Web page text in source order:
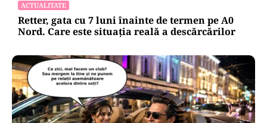
ACTUALITATE
Retter, gata cu 7 luni înainte de termen pe A0
Nord. Care este situația reală a descărcărilor